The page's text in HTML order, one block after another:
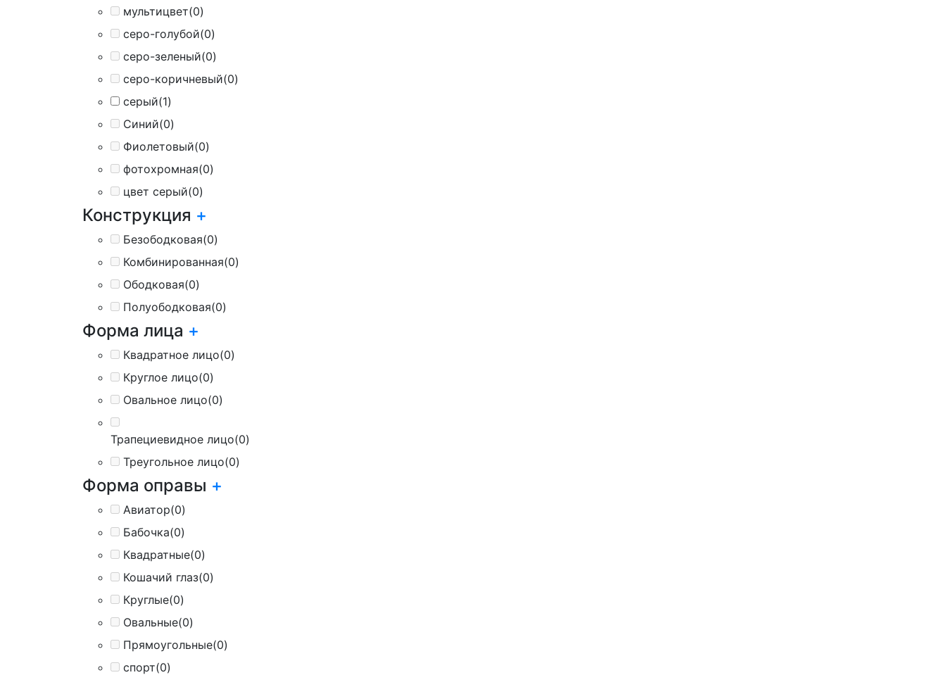
мультицвет(0)
серо-голубой(0)
серо-зеленый(0)
серо-коричневый(0)
серый(1)
Синий(0)
Фиолетовый(0)
фотохромная(0)
цвет серый(0)
Конструкция +
Безободковая(0)
Комбинированная(0)
Ободковая(0)
Полуободковая(0)
Форма лица +
Квадратное лицо(0)
Круглое лицо(0)
Овальное лицо(0)
Трапециевидное лицо(0)
Треугольное лицо(0)
Форма оправы +
Авиатор(0)
Бабочка(0)
Квадратные(0)
Кошачий глаз(0)
Круглые(0)
Овальные(0)
Прямоугольные(0)
спорт(0)